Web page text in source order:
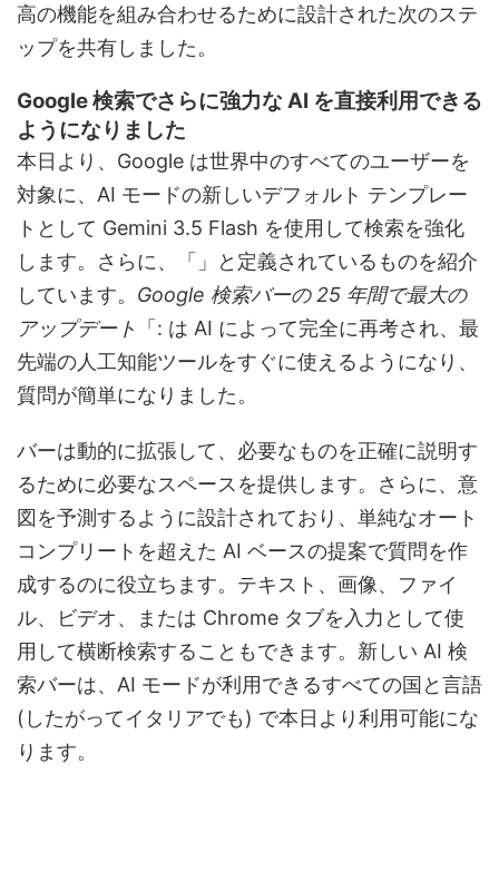
高の機能を組み合わせるために設計された次のステ
ップを共有しました。
Google 検索でさらに強力な AI を直接利用できる
ようになりました
本日より、Google は世界中のすべてのユーザーを
対象に、AI モードの新しいデフォルト テンプレー
トとして Gemini 3.5 Flash を使用して検索を強化
します。さらに、「」と定義されているものを紹介
しています。 Google 検索バーの 25 年間で最大の
アップデート
「: は AI によって完全に再考され、最
先端の人工知能ツールをすぐに使えるようになり、
質問が簡単になりました。
バーは動的に拡張して、必要なものを正確に説明す
るために必要なスペースを提供します。さらに、意
図を予測するように設計されており、単純なオート
コンプリートを超えた AI ベースの提案で質問を作
成するのに役立ちます。テキスト、画像、ファイ
ル、ビデオ、または Chrome タブを入力として使
用して横断検索することもできます。新しい AI 検
索バーは、AI モードが利用できるすべての国と言語
(したがってイタリアでも) で本日より利用可能にな
ります。